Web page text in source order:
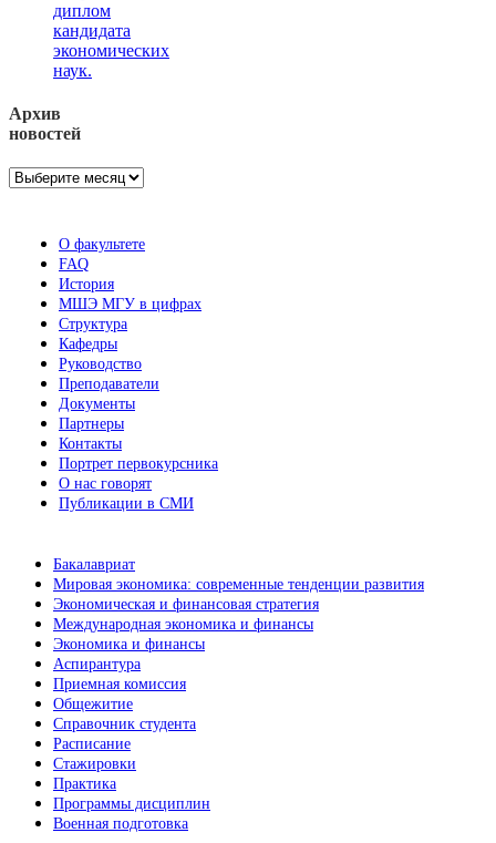
диплом
кандидата
экономических
наук.
Архив
новостей
Архив
О факультете
FAQ
История
МШЭ МГУ в цифрах
Структура
Кафедры
Руководство
Преподаватели
Документы
Партнеры
Контакты
Портрет первокурсника
О нас говорят
Публикации в СМИ
Бакалавриат
Мировая экономика: современные тенденции развития
Экономическая и финансовая стратегия
Международная экономика и финансы
Экономика и финансы
Аспирантура
Приемная комиссия
Общежитие
Справочник студента
Расписание
Стажировки
Практика
Программы дисциплин
Военная подготовка